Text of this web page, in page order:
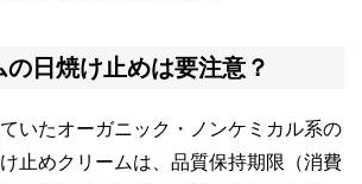
日焼け止めは要注意？
いたオーガニック・ノンケミカル系の
止めクリームは、品質保持期限（消費